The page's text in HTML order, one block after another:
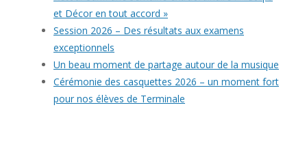
et Décor en tout accord »
Session 2026 – Des résultats aux examens
exceptionnels
Un beau moment de partage autour de la musique
Cérémonie des casquettes 2026 – un moment fort
pour nos élèves de Terminale